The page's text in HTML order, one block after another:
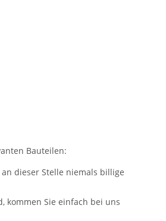
Bauteilen:
dieser Stelle niemals billige
kommen Sie einfach bei uns